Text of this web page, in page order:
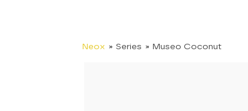
Neox » Series » Museo Coconut